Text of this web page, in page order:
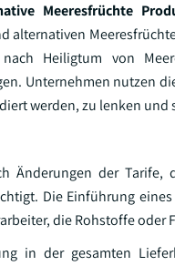
Meeresfrüchte
alternativen
nach Heiligtum von
Unternehmen nutzen
werden, zu lenken
Änderungen der
Die Einführung
die Rohstoffe oder
in der gesamten